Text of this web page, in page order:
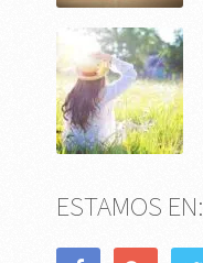
ESTAMOS EN: